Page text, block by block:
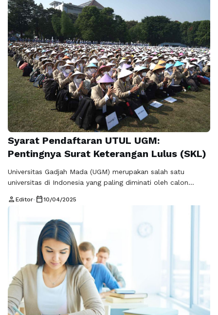
langkah selanjutnya yang harus diambil sangat penting.
Proses penerimaan mahasiswa baru di UGM tidak hanya
berhenti di sini, tetapi masih ada beberapa langkah …Baca
Selengkapnya
Syarat Pendaftaran UTUL UGM:
Pentingnya Surat Keterangan Lulus (SKL)
Universitas Gadjah Mada (UGM) merupakan salah satu
universitas di Indonesia yang paling diminati oleh calon
mengikuti Ujian Tulis Universitas Gadjah Mada (UTUL UGM)
perguruan tinggi yang prestisius ini. Namun, sebelum
mengikuti ujian, ada syarat pendaftaran UTUL UGM yang
perlu dipahami, …Baca Selengkapnya
person Editor• calendar_today10/04/2025